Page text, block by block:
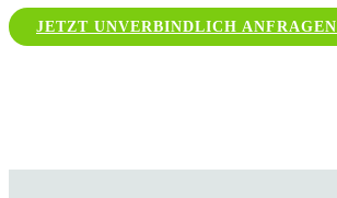
JETZT UNVERBINDLICH ANFRAGEN